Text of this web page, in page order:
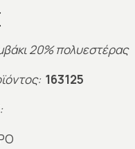
20% πολυεστέρας
163125